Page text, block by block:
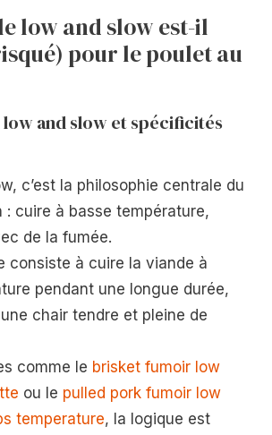
low and slow est-il
pour le poulet au
and slow et spécificités
c’est la philosophie centrale du
: cuire à basse température,
de la fumée.
consiste à cuire la viande à
pendant une longue durée,
chair tendre et pleine de
comme le brisket fumoir low
ou le pulled pork fumoir low
temperature, la logique est